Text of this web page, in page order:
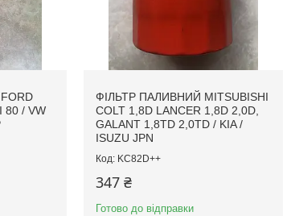
80 / VW
ФІЛЬТР ПАЛИВНИЙ MITSUBISHI
COLT 1,8D LANCER 1,8D 2,0D,
GALANT 1,8TD 2,0TD / KIA /
ISUZU JPN
KC82D++
347 ₴
Готово до відправки